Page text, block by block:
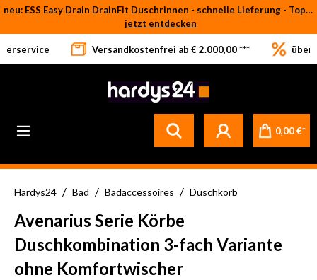
Zum Hauptinhalt springen
neu: ESS Easy Drain DrainFit Duschrinnen - schnelle Lieferung - Top-Preise
jetzt entdecken
Versandkostenfrei ab € 2.000,00 *** über
0,00 €*
Hardys24 / Bad / Badaccessoires / Duschkorb
Avenarius Serie Körbe
Duschkombination 3-fach Variante
ohne Komfortwischer